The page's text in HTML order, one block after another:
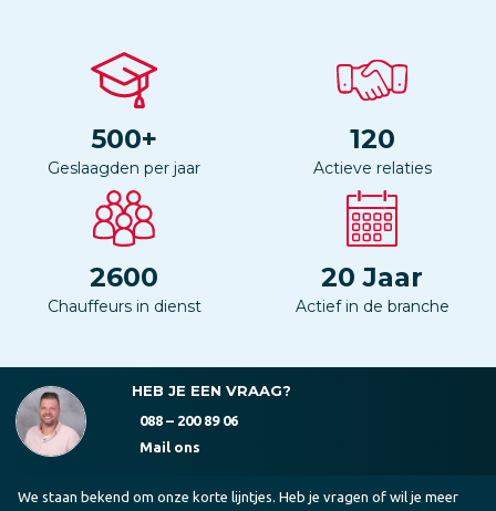
500+
Geslaagden per jaar
120
Actieve relaties
2600
Chauffeurs in dienst
20 Jaar
Actief in de branche
HEB JE EEN VRAAG?
088 – 200 89 06
Mail ons
We staan bekend om onze korte lijntjes. Heb je vragen of wil je meer